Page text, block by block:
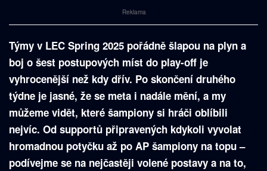
Reklama
Týmy v LEC Spring 2025 pořádně šlapou na plyn a
boj o šest postupových míst do play-off je
vyhrocenější než kdy dřív. Po skončení druhého
týdne je jasné, že se meta i nadále mění, a my
můžeme vidět, které šampiony si hráči oblíbili
nejvíc. Od supportů připravených kdykoli vyvolat
hromadnou potyčku až po AP šampiony na topu –
podívejme se na nejčastěji volené postavy a na to,